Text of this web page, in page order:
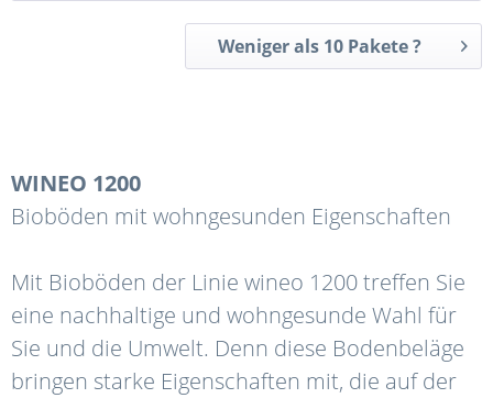
Weniger als 10 Pakete ?
WINEO 1200
Bioböden mit wohngesunden Eigenschaften
Mit Bioböden der Linie wineo 1200 treffen Sie
eine nachhaltige und wohngesunde Wahl für
Sie und die Umwelt. Denn diese Bodenbeläge
bringen starke Eigenschaften mit, die auf der